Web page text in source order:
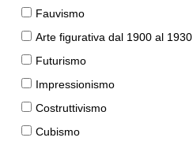
Fauvismo
Arte figurativa dal 1900 al 1930
Futurismo
Impressionismo
Costruttivismo
Cubismo